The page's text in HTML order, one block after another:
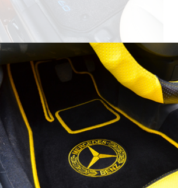
© ателье
корпус 1.
На нашем сайте в